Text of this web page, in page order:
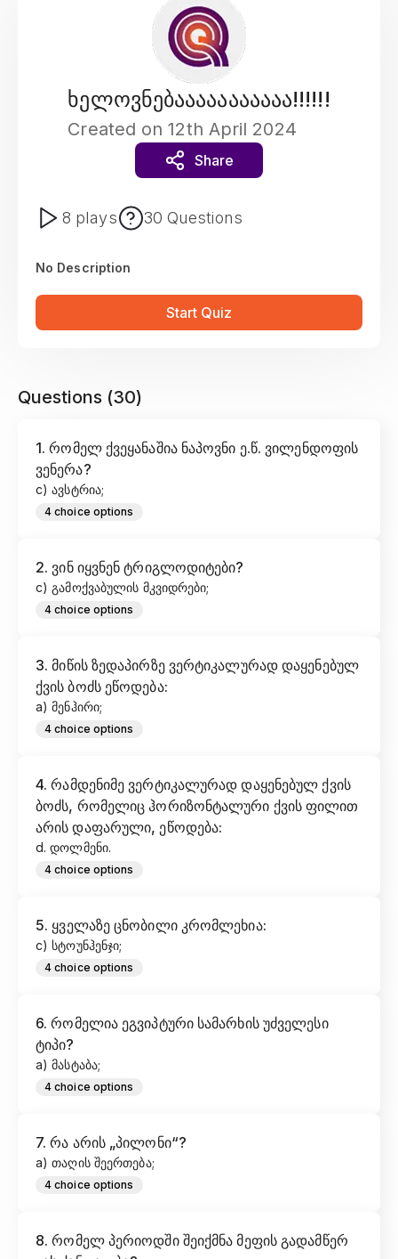
ხელოვნებააააააააააა!!!!!!
Created on12th April 2024
Share
8 plays 30 Questions
No Description
Start Quiz
Questions (30)
1.რომელ ქვეყანაშია ნაპოვნი ე.წ. ვილენდოფის
ვენერა?
c) ავსტრია;
4 choice options
2. ვინ იყვნენ ტრიგლოდიტები?
c) გამოქვაბულის მკვიდრები;
4 choice options
3.მიწის ზედაპირზე ვერტიკალურად დაყენებულ
ქვის ბოძს ეწოდება:
a) მენჰირი;
4 choice options
4.რამდენიმე ვერტიკალურად დაყენებულ ქვის
ბოძს, რომელიც ჰორიზონტალური ქვის ფილით
არის დაფარული, ეწოდება:
d. დოლმენი.
4 choice options
5. ყველაზე ცნობილი კრომლეხია:
c) სტოუნჰენჯი;​
4 choice options
6.რომელია ეგვიპტური სამარხის უძველესი
ტიპი?
a) მასტაბა;​
4 choice options
7.რა არის „პილონი“?
a) თაღის შეერთება;
4 choice options
8.რომელ პერიოდში შეიქმნა მეფის გადამწერ